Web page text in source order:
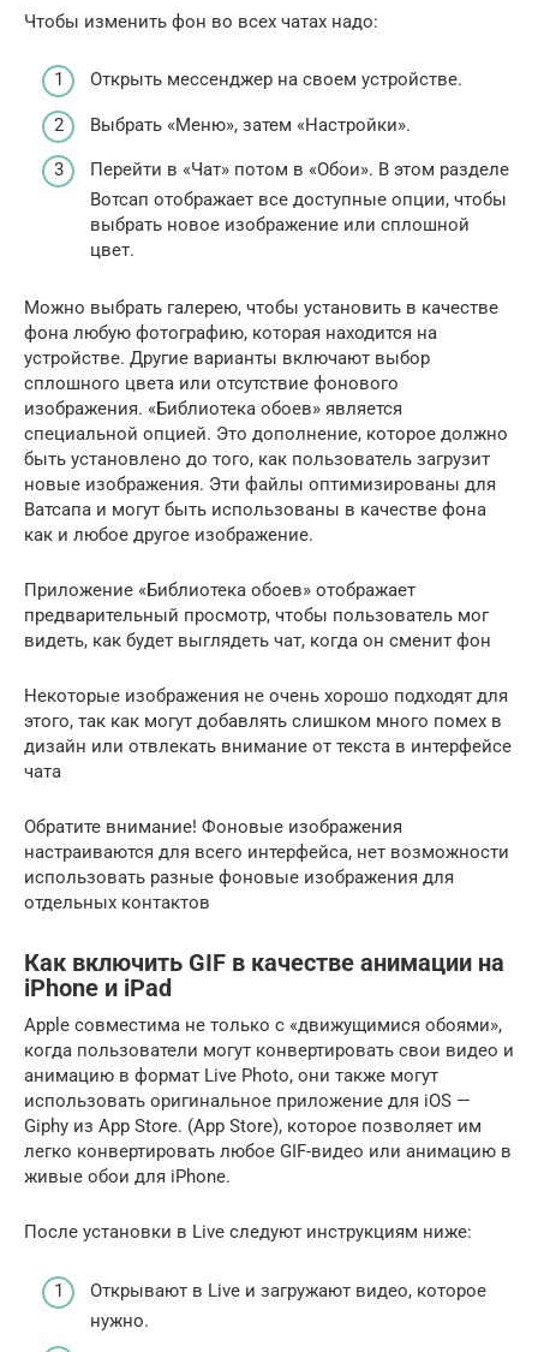
Чтобы изменить фон во всех чатах надо:
Открыть мессенджер на своем устройстве.
Выбрать «Меню», затем «Настройки».
Перейти в «Чат» потом в «Обои». В этом разделе
Вотсап отображает все доступные опции, чтобы
выбрать новое изображение или сплошной
цвет.
Можно выбрать галерею, чтобы установить в качестве
фона любую фотографию, которая находится на
устройстве. Другие варианты включают выбор
сплошного цвета или отсутствие фонового
изображения. «Библиотека обоев» является
специальной опцией. Это дополнение, которое должно
быть установлено до того, как пользователь загрузит
новые изображения. Эти файлы оптимизированы для
Ватсапа и могут быть использованы в качестве фона
как и любое другое изображение.
Приложение «Библиотека обоев» отображает
предварительный просмотр, чтобы пользователь мог
видеть, как будет выглядеть чат, когда он сменит фон
Некоторые изображения не очень хорошо подходят для
этого, так как могут добавлять слишком много помех в
дизайн или отвлекать внимание от текста в интерфейсе
чата
Обратите внимание! Фоновые изображения
настраиваются для всего интерфейса, нет возможности
использовать разные фоновые изображения для
отдельных контактов
Как включить GIF в качестве анимации на
iPhone и iPad
Apple совместима не только с «движущимися обоями»,
когда пользователи могут конвертировать свои видео и
анимацию в формат Live Photo, они также могут
использовать оригинальное приложение для iOS —
Giphy из App Store. (App Store), которое позволяет им
легко конвертировать любое GIF-видео или анимацию в
живые обои для iPhone.
После установки в Live следуют инструкциям ниже:
Открывают в Live и загружают видео, которое
нужно.